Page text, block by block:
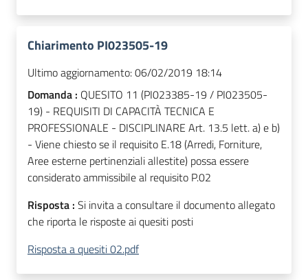
Chiarimento PI023505-19
Ultimo aggiornamento:06/02/2019 18:14
Domanda : QUESITO 11 (PI023385-19 / PI023505-
19) - REQUISITI DI CAPACITÀ TECNICA E
PROFESSIONALE - DISCIPLINARE Art. 13.5 lett. a) e b)
- Viene chiesto se il requisito E.18 (Arredi, Forniture,
Aree esterne pertinenziali allestite) possa essere
considerato ammissibile al requisito P.02
Risposta : Si invita a consultare il documento allegato
che riporta le risposte ai quesiti posti
Risposta a quesiti 02.pdf